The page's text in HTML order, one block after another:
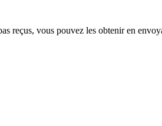
reçus, vous pouvez les obtenir en